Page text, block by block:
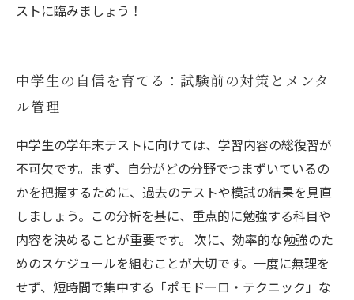
ストに臨みましょう！
中学生の自信を育てる：試験前の対策とメンタ
ル管理
中学生の学年末テストに向けては、学習内容の総復習が
不可欠です。まず、自分がどの分野でつまずいているの
かを把握するために、過去のテストや模試の結果を見直
しましょう。この分析を基に、重点的に勉強する科目や
内容を決めることが重要です。 次に、効率的な勉強のた
めのスケジュールを組むことが大切です。一度に無理を
せず、短時間で集中する「ポモドーロ・テクニック」な